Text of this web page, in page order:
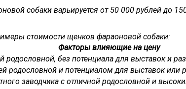
собаки варьируется от 50 000 рублей до
стоимости щенков фараоновой собаки:
Факторы влияющие на цену
родословной, без потенциала для выставок и
родословной и потенциалом для выставок или
заводчика с отличной родословной и